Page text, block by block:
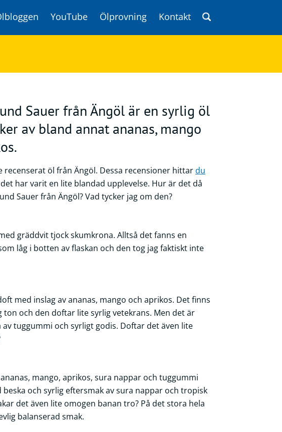
YouTube Ölprovning
Kontakt
Sauer från Ängöl är en syrlig öl
av bland annat ananas, mango
recenserat öl från Ängöl. Dessa recensioner hittardu
det har varit en lite blandad upplevelse. Hur är det då
Sauer från Ängöl? Vad tycker jag om den?
gräddvit tjock skumkrona. Alltså det fanns en
låg i botten av flaskan och den tog jag faktiskt inte
med inslag av ananas, mango och aprikos. Det finns
ton och den doftar lite syrlig vetekrans. Men det är
av tuggummi och syrligt godis. Doftar det även lite
mango, aprikos, sura nappar och tuggummi
beska och syrlig eftersmak av sura nappar och tropisk
det även lite omogen banan tro? På det stora hela
balanserad smak.